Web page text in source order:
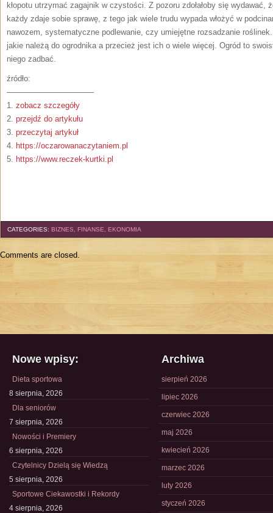
kłopotu utrzymać zagajnik w czystości. Z pozoru zdołałoby się
każdy zdaje sobie sprawę, z tego jak wiele trudu wypada włożyć w
nawozem, systematyczne podlewanie, czy umiejętne rozsadzanie
jakie należą do ogrodnika a przecież jest ich o wiele więcej. Ogród to
niego zadbać.
źródło:
———————————
1. zobacz szczegóły
2. przejdź do artykułu
3. przeczytaj artykuł
4. https://oczarowanaczytaniem.pl
5. https://www.reczek-kurtki.pl
CATEGORIES: BIZNES, FINANSE, EKONOMIA
Comments are closed.
Nowe wpisy:
Dieta sportowa
8 sierpnia, 2026
Dla seniorów
7 sierpnia, 2026
Nowości i Premiery
6 sierpnia, 2026
Czytelnicy Dzielą się Wiedzą
5 sierpnia, 2026
Sportowe Ciekawostki i Rekordy
4 sierpnia, 2026
Archiwa
sierpień 2026
lipiec 2026
czerwiec 2026
maj 2026
kwiecień 2026
marzec 2026
luty 2026
styczeń 2026